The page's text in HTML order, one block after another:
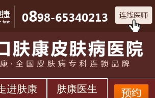
进肤康
肤康医生